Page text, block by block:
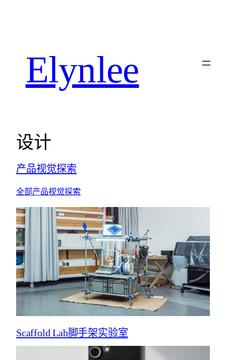
Elynlee
设计
产品视觉探索
全部产品视觉探索
Scaffold Lab脚手架实验室